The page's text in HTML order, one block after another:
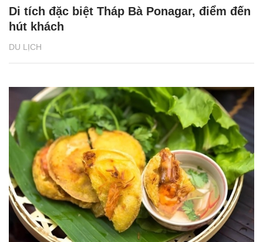
DU LỊCH
Di tích đặc biệt Tháp Bà Ponagar, điểm đến
hút khách